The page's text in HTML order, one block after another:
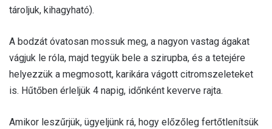
tároljuk, kihagyható).
A bodzát óvatosan mossuk meg, a nagyon vastag ágakat
vágjuk le róla, majd tegyük bele a szirupba, és a tetejére
helyezzük a megmosott, karikára vágott citromszeleteket
is. Hűtőben érleljük 4 napig, időnként keverve rajta.
Amikor leszűrjük, ügyeljünk rá, hogy előzőleg fertőtlenítsük